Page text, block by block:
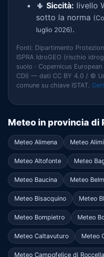
🌵 Siccità: livello
sotto la norma
luglio 2026).
Fonti: Dipartimento
ISPRA IdroGEO (rischio
suolo · Copernicus
CDI) — dati CC BY 4.0 / ©
comune su chiave ISTAT.
Meteo in provincia di
Meteo Alimena Meteo
Meteo Altofonte Meteo
Meteo Baucina Meteo
Meteo Bisacquino Meteo
Meteo Bompietro Meteo
Meteo Caltavuturo Meteo
Meteo Campofelice di Roccella